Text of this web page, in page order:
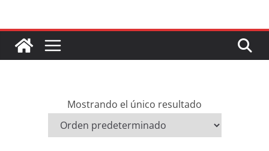
contenido
Mostrando el único resultado